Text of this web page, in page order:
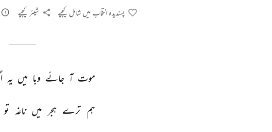
پسندیدہ انتخاب میں شامل کیجیے شیئر کیجیے
موت آ جائے وبا میں یہ
ہم ترے ہجر میں ناغہ تو